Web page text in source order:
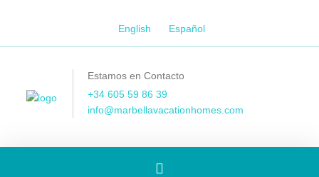
English Español
Estamos en Contacto
+34 605 59 86 39
info@marbellavacationhomes.com
[Spanish]